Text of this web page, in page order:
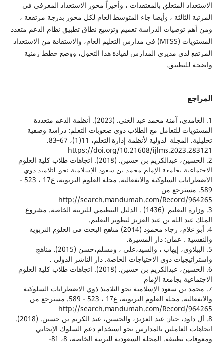
المتعلق بالمعتقدات ، وأخيراً محور الاستعداد المعرفي في
الثالثة ، وأيضا جاء المتوسط العام لكل محور بدرجة مرتفعة ،
توصيات الدراسة تعميم وتوسيع نطاق تطبيق نظام الدعم متعدد
المستويات (MTSS) في مدارس التعليم العام، والاستفادة من الاستعداد
لدى مديري المدارس لقيادة هذا التحول، ووضع خطط زمنية
1. الغامدي، آمنة محمد عبد الغني. (2023). أنظمة الدعم متعددة
للتعامل مع الطلاب ذوي صعوبات التعلم: دراسة وصفية
تحليلية. المجلة الدولية لأنظمة إدارة التعلم، 11(1)، 67–83.
https://doi.org/10.21608/
2. الحسين، عبدالكريم بن حسين. (2018). اتجاهات طلاب كلية العلوم
بجامعة الإمام محمد بن سعود الإسلامية نحو التلاميذ ذوي
الاضطرابات السلوكية والانفعالية. مجلة العلوم التربوية، ع17 ، 523 -
مسترجع من
http://search.mandumah.com/Record/
3. وزارة التعليم. (1436) . الدليل التنظيمي للتربية الخاصة. مشروع
الله بن عبد العزيز لتطوير التعليم.
4. أبو علام، رجاء محمود (2014) مناهج البحث في العلوم التربوية
. عمان: دار المسيرة.
5. الببلاوي، إيهاب ، والسيد،علي ، ومسلم،حسن (2015). مناهج
ذوي الاحتياجات الخاصة. دار الناشر الدولي .
6. الحسين، عبدالكريم بن حسين. (2018). اتجاهات طلاب كلية العلوم
بجامعة الإمام
بن سعود الإسلامية نحو التلاميذ ذوي الاضطرابات السلوكية
والانفعالية. مجلة العلوم التربوية، ع17 ، 523 - 589. مسترجع من
http://search.mandumah.com/Record/
8. آل داود، حنان عبد العزيز، والحسين، عبد الكريم بن حسين. (2018).
العاملين بالمدارس نحو استخدام دعم السلوك الإيجابي
ومعوقات تطبيقه. المجلة السعودية للتربية الخاصة، 8، 81-